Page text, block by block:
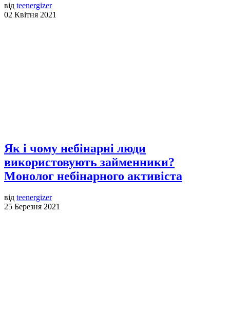
від teenergizer
02 Квітня 2021
Як і чому небінарні люди
використовують займенники?
Монолог небінарного активіста
від teenergizer
25 Березня 2021